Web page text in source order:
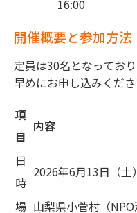
16:00
開催概要と参加方法
定員は30名となってお
早めにお申し込みくださ
項
目
内容
日
時
2026年6月13日（土
場 山梨県小菅村（